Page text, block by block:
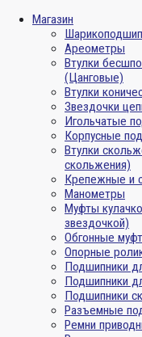
Магазин
Ареометры
Втулки
(Цанговые)
Втулки
Звездочки
Игольчатые
Корпусные
Втулки
скольжения)
Крепежные и
Манометры
Муфты
звездочкой)
Обгонные
Опорные
Подшипники
Подшипники
Подшипники
Разъемные
Ремни